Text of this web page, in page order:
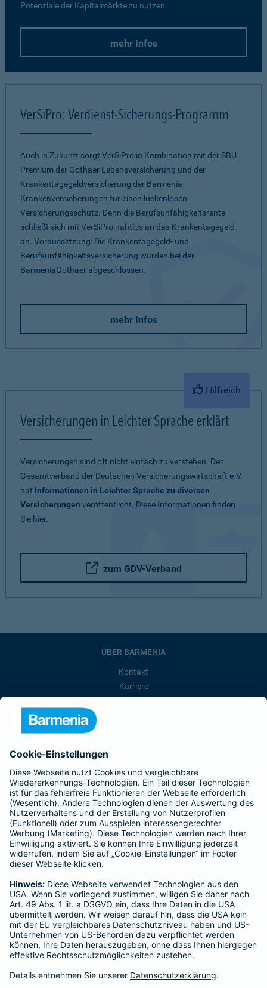
Potenziale der Kapitalmärkte zu nutzen.
mehr Infos
VerSiPro: Verdienst-Sicherungs-Programm
Auch in Zukunft sorgt VerSiPro in Kombination mit der SBU
Premium der Gothaer Lebensversicherung und der
Krankentagegeldversicherung der Barmenia
Krankenversicherungen für einen lückenlosen
Versicherungsschutz. Denn die Berufsunfähigkeitsrente
schließt sich mit VerSiPro nahtlos an das Krankentagegeld
an. Voraussetzung: Die Krankentagegeld- und
Berufsunfähigkeitsversicherung wurden bei der
BarmeniaGothaer abgeschlossen.
mehr Infos
Hilfreich
Versicherungen in Leichter Sprache erklärt
Versicherungen sind oft nicht einfach zu verstehen. Der
Gesamtverband der Deutschen Versicherungswirtschaft e.V.
hat Informationen in Leichter Sprache zu diversen
Versicherungen veröffentlicht. Diese Informationen finden
Sie hier.
zum GDV-Verband
ÜBER BARMENIA
Kontakt
Karriere
Barmenia ist Teil der BarmeniaGothaer
BELIEBTE SEITEN
Kranken-Zusatzversicherung
Tierversicherungen
Haftpflichtversicherung
Hausratversicherung
Adresse ändern
Schaden melden
Kilometerstandsmeldung
Serviceübersicht